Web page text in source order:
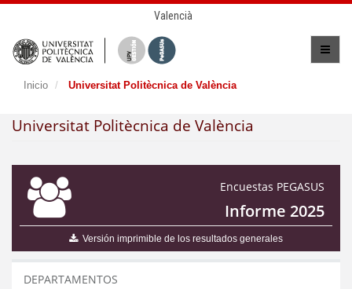
Valencià
Inicio Universitat Politècnica de València
Universitat Politècnica de València
Encuestas PEGASUS
Informe 2025
Versión imprimible de los resultados generales
DEPARTAMENTOS